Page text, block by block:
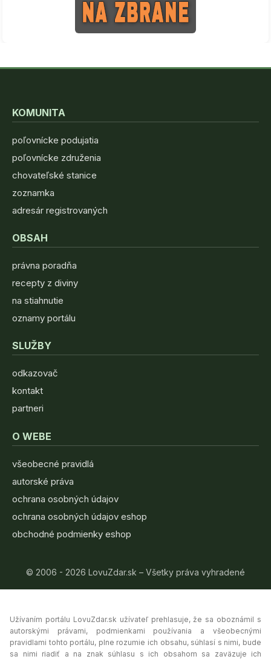
KOMUNITA
poľovnícke podujatia
poľovnícke združenia
chovateľské stanice
zoznamka
adresár registrovaných
OBSAH
právna poradňa
recepty z diviny
na stiahnutie
oznamy portálu
SLUŽBY
odkazovač
kontakt
partneri
O WEBE
všeobecné pravidlá
autorské práva
ochrana osobných údajov
ochrana osobných údajov eshop
obchodné podmienky eshop
© 2006 - 2026 LovuZdar.sk – Všetky práva vyhradené
Užívaním portálu LovuZdar.sk užívateľ prehlasuje, že sa oboznámil s
autorskými právami, podmienkami používania a všeobecnými
pravidlami tohto portálu, plne rozumie ich obsahu, súhlasí s nimi, bude
sa nimi riadiť a na znak súhlasu s ich obsahom sa zaväzuje ich